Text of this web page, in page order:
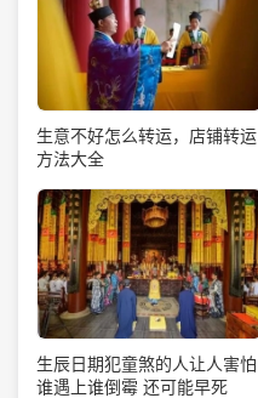
生意不好怎么转运，店铺转运
方法大全
生辰日期犯童煞的人让人害怕
谁遇上谁倒霉 还可能早死